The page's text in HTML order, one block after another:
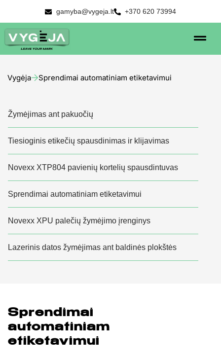
gamyba@vygeja.lt +370 620 73994
Vygėja Sprendimai automatiniam etiketavimui
Žymėjimas ant pakuočių
Tiesioginis etikečių spausdinimas ir klijavimas
Novexx XTP804 pavienių kortelių spausdintuvas
Sprendimai automatiniam etiketavimui
Novexx XPU palečių žymėjimo įrenginys
Lazerinis datos žymėjimas ant baldinės plokštės
Sprendimai
automatiniam
etiketavimui